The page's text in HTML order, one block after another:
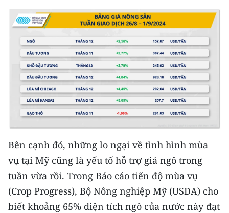
Media Y tế
Media Khoa học - Công nghệ
Media Môi trường
Ảnh
Infographic
TIN MỚI
TIN ĐỊA PHƯƠNG
Trung du và miền núi phía Bắc
Bên cạnh đó, những lo ngại về tình hình mùa
vụ tại Mỹ cũng là yếu tố hỗ trợ giá ngô trong
tuần vừa rồi. Trong Báo cáo tiến độ mùa vụ
(Crop Progress), Bộ Nông nghiệp Mỹ (USDA) cho
biết khoảng 65% diện tích ngô của nước này đạt